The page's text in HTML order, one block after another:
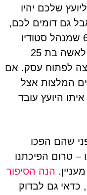
שלכם יהיו
גם דומים לכם,
באופן אישי. ייעוץ ליזם גבר בן 65 שמנהל סטודיו
לתכשיטים, לא יהיה זהה לייעוץ לאשה בת 25
לפתוח עסק. אם
המלצות אצל
היועץ עובד
שהם הפכו
– טרום הפיכתנו
הנה הסיפור
גם לבדוק